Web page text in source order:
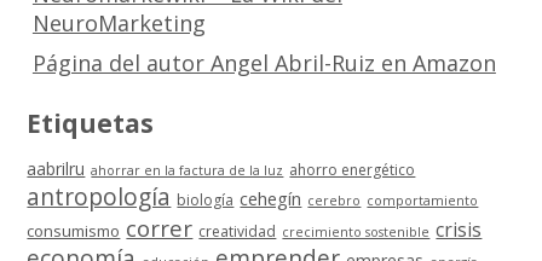
NeuroMarketing
Página del autor Angel Abril-Ruiz en Amazon
Etiquetas
aabrilru ahorrar en la factura de la luz ahorro energético
antropología biología cehegín cerebro comportamiento
consumismo correr creatividad crecimiento sostenible crisis